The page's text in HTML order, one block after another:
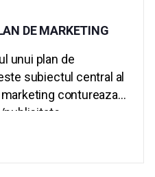
DE MARKETING
unui plan de
subiectul central al
contureaza